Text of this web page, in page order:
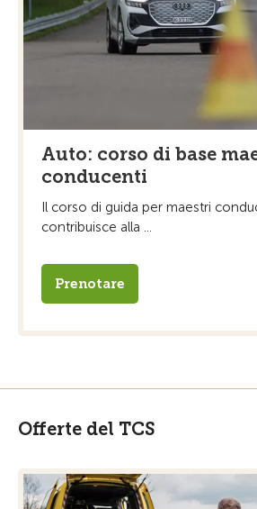
Auto: corso di base
conducenti
Il corso di guida per maestri
contribuisce alla ...
Prenotare
Offerte del TCS